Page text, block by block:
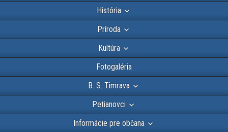
História
Príroda
Kultúra
Fotogaléria
B. S. Timrava
Petianovci
Informácie pre občana